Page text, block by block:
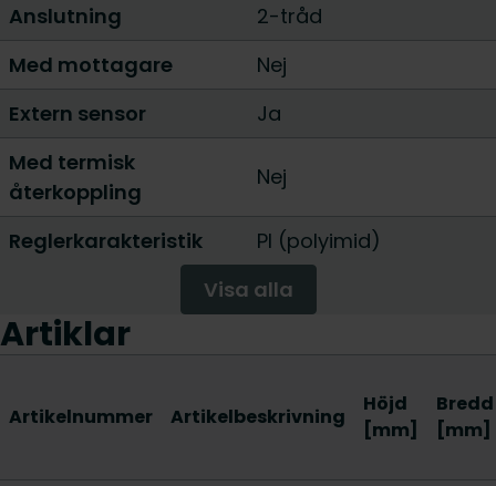
Anslutning
2-tråd
Med mottagare
Nej
Extern sensor
Ja
Med termisk
återkoppling
Nej
Reglerkarakteristik
PI (polyimid)
Visa alla
Artiklar
Artikelnummer Artikelbeskrivning
Höjd
[mm]
Bredd
[mm]